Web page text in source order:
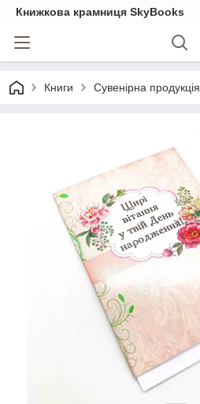
Книжкова крамниця SkyBooks
Книги Сувенірна продукція